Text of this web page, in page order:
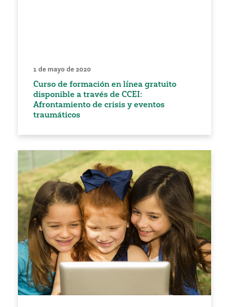
1 de mayo de 2020
Curso de formación en línea gratuito
disponible a través de CCEI:
Afrontamiento de crisis y eventos
traumáticos